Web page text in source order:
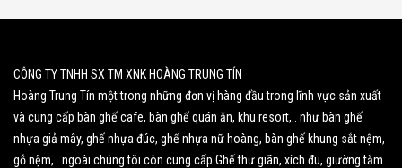
CÔNG TY TNHH SX TM XNK HOÀNG TRUNG TÍN
Hoàng Trung Tín một trong những đơn vị hàng đầu trong lĩnh vực sản xuất
và cung cấp bàn ghế cafe, bàn ghế quán ăn, khu resort,.. như bàn ghế
nhựa giả mây, ghế nhựa đúc, ghế nhựa nữ hoàng, bàn ghế khung sắt nệm,
gỗ nệm,.. ngoài chúng tôi còn cung cấp Ghế thư giãn, xích đu, giường tắm